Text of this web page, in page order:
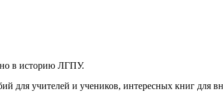
в историю ЛГПУ.
для учителей и учеников, интересных книг для